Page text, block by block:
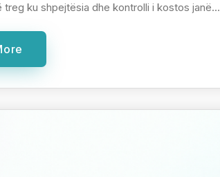
treg ku shpejtësia dhe kontrolli i kostos janë...